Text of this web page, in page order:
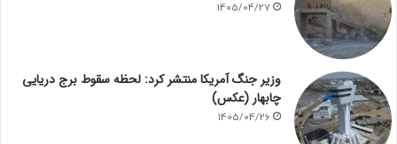
1405/04/27
وزیر جنگ آمریکا منتشر کرد: لحظه سقوط برج دریایی
چابهار (عکس)
1405/04/26